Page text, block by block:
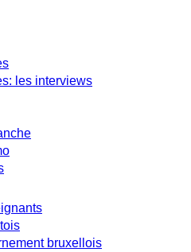
les interviews
bruxellois